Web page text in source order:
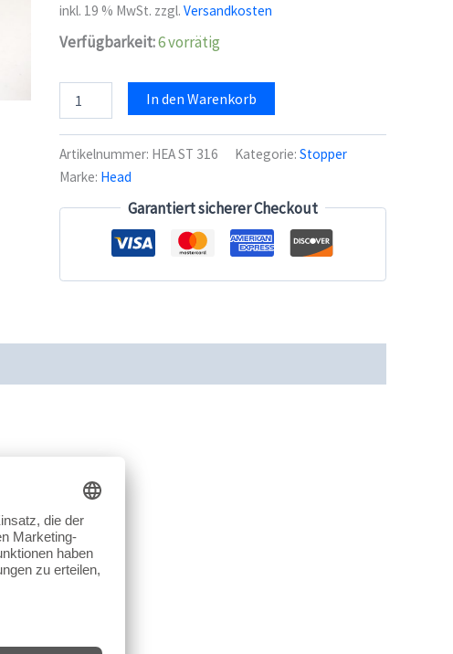
inkl. 19 % MwSt. zzgl. Versandkosten
Verfügbarkeit:6 vorrätig
Brake
Junior
(316)
Menge
In den Warenkorb
Artikelnummer: HEA ST 316 Kategorie: Stopper
Marke: Head
Garantiert sicherer Checkout